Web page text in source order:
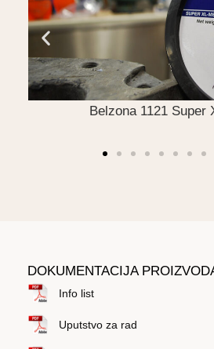
Belzona 1121 Super
DOKUMENTACIJA
Info list
Uputstvo za rad